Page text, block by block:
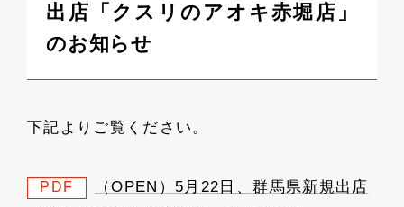
出店「クスリのアオキ赤堀店」
のお知らせ
下記よりご覧ください。
PDF
（OPEN）5月22日、群馬県新規出店